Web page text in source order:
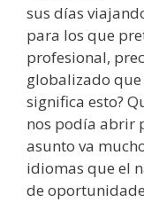
sus días
para los que
profesional,
globalizado que
significa esto?
nos podía abrir
asunto va
idiomas que el
de